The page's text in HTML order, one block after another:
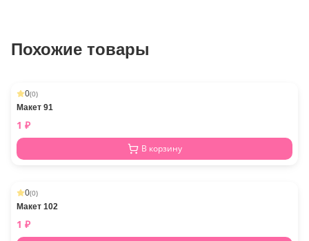
Похожие товары
0(0)
Макет 91
1 ₽
В корзину
0(0)
Макет 102
1 ₽